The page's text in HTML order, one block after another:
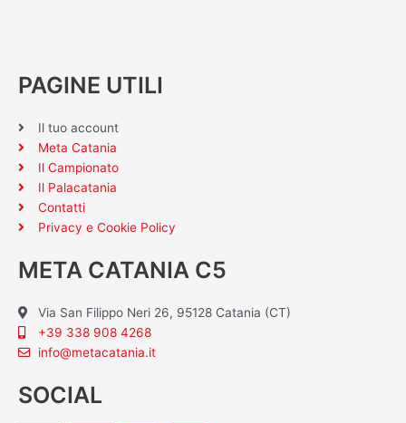
PAGINE UTILI
Il tuo account
Meta Catania
Il Campionato
Il Palacatania
Contatti
Privacy e Cookie Policy
META CATANIA C5
Via San Filippo Neri 26, 95128 Catania (CT)
+39 338 908 4268
info@metacatania.it
SOCIAL